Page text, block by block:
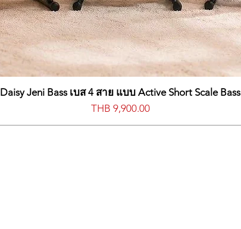
Daisy Jeni Bass เบส 4 สาย แบบ Active Short Scale Bass
價格
THB 9,900.00